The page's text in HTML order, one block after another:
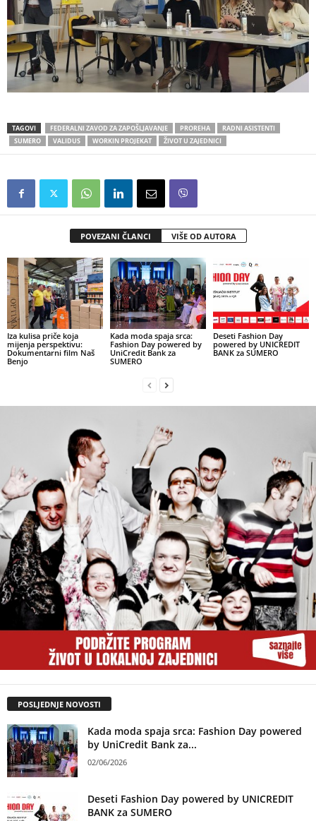
TAGOVI FEDERALNI ZAVOD ZA ZAPOŠLJAVANJE PROREHA
RADNI ASISTENTI
SUMERO
VALIDUS WORKIN PROJEKAT ŽIVOT U ZAJEDNICI
POVEZANI ČLANCI VIŠE OD AUTORA
Iza kulisa priče koja
mijenja perspektivu:
Dokumentarni film Naš
Benjo
Kada moda spaja srca:
Fashion Day powered by
UniCredit Bank za
SUMERO
Deseti Fashion Day
powered by UNICREDIT
BANK za SUMERO
POSLJEDNJE NOVOSTI
Kada moda spaja srca: Fashion Day powered
by UniCredit Bank za...
02/06/2026
Deseti Fashion Day powered by UNICREDIT
BANK za SUMERO